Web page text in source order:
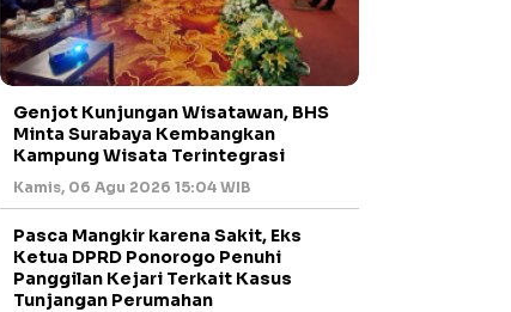
Genjot Kunjungan Wisatawan, BHS
Minta Surabaya Kembangkan
Kampung Wisata Terintegrasi
Kamis, 06 Agu 2026 15:04 WIB
Pasca Mangkir karena Sakit, Eks
Ketua DPRD Ponorogo Penuhi
Panggilan Kejari Terkait Kasus
Tunjangan Perumahan